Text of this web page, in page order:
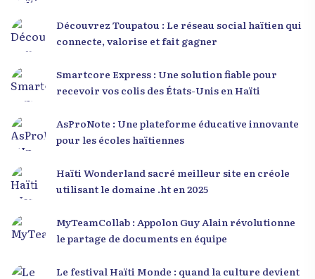
Découvrez Toupatou : Le réseau social haïtien qui
connecte, valorise et fait gagner
Smartcore Express : Une solution fiable pour
recevoir vos colis des États-Unis en Haïti
AsProNote : Une plateforme éducative innovante
pour les écoles haïtiennes
Haïti Wonderland sacré meilleur site en créole
utilisant le domaine .ht en 2025
MyTeamCollab : Appolon Guy Alain révolutionne
le partage de documents en équipe
Le festival Haïti Monde : quand la culture devient